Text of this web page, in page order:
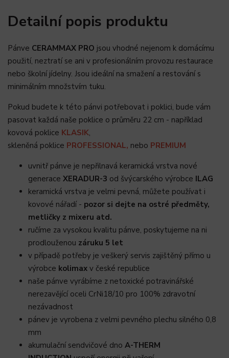
Detailní popis produktu
Pánve CERAMMAX PRO jsou vhodné nejenom k domácímu
použití, neztratí se ani v profesionálním provozu restaurace
nebo školní jídelny. Jsou ideální na smažení a restování s
minimálním množstvím tuku.
Pokud budete k této pánvi potřebovat i poklici, bude vám
pasovat každá naše poklice o průměru 22 cm - například
kovová poklice KLASIK,
skleněná poklice PROFESSIONAL, nebo PREMIUM
uvnitř pánve je nepřilnavá keramická vrstva nové
generace XERADUR-3 od švýcarského výrobce ILAG
keramická vrstva je velmi pevná, můžete používat i
kovové nářadí - pozor si dejte na ostré předměty,
metličky z mixeru atd.
ručíme za vysokou kvalitu pánve, poskytujeme na ni
prodlouženou záruku 5 let
v případě potřeby je veškerý servis zajištěný přímo u
výrobce kolimax v české republice
naše pánve vyrábíme z netoxické potravinářské
nerezavějící oceli CrNi18/10 pro 100% zdravotní
nezávadnost
pánev je vyrobena z velmi pevného plechu silného 0,8
mm
akumulační sendvičové dno A-THERM